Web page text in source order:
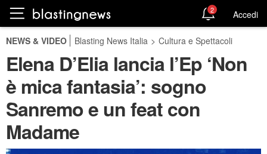
2 Accedi
NEWS & VIDEO Blasting News Italia > Cultura e Spettacoli
Elena D’Elia lancia l’Ep ‘Non
è mica fantasia’: sogno
Sanremo e un feat con
Madame